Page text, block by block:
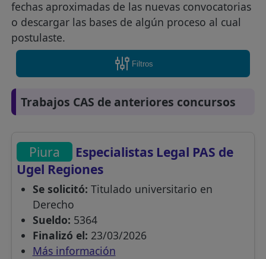
fechas aproximadas de las nuevas convocatorias
o descargar las bases de algún proceso al cual
postulaste.
Filtros
Trabajos CAS de anteriores concursos
Piura
Especialistas Legal PAS de
Ugel Regiones
Se solicitó: Titulado universitario en
Derecho
Sueldo: 5364
Finalizó el: 23/03/2026
Más información